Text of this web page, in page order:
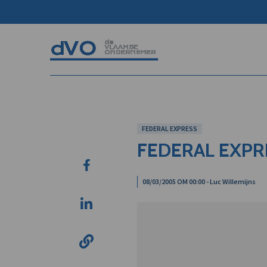
FEDERAL EXPRESS
FEDERAL
08/03/2005 OM 00:00 - Luc Willemijns